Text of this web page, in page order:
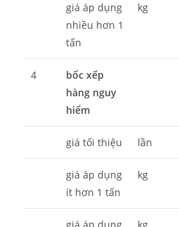
giá áp dụng
nhiều hơn 1
tấn
kg
4
bốc xếp
hàng nguy
hiểm
giá tối thiệu lần
giá áp dụng
ít hơn 1 tấn
kg